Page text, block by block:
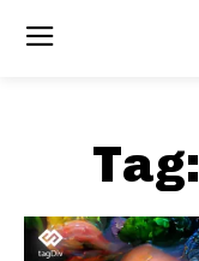
Tag: